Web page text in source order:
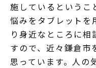
施しているというこ
悩みをタブレットを
り身近なところに
すので、近々鎌倉市
思っています。人の